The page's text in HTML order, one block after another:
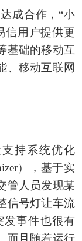
成合作，“小
信用户提供更
基础的移动互
、移动互联网
持系统优化
），基于实
管人员发现某
信号灯让车流
发事件也很有
而且随着运行